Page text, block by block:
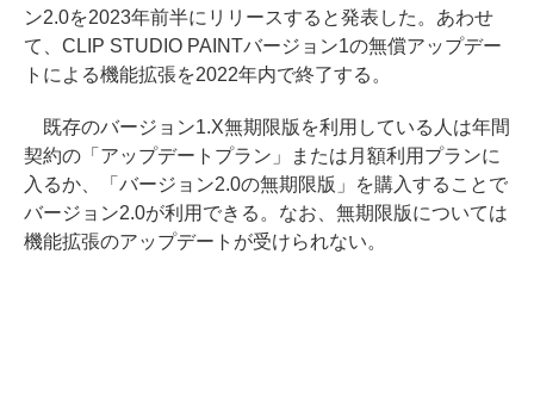
ン2.0を2023年前半にリリースすると発表した。あわせ
て、CLIP STUDIO PAINTバージョン1の無償アップデー
トによる機能拡張を2022年内で終了する。
既存のバージョン1.X無期限版を利用している人は年間
契約の「アップデートプラン」または月額利用プランに
入るか、「バージョン2.0の無期限版」を購入することで
バージョン2.0が利用できる。なお、無期限版については
機能拡張のアップデートが受けられない。